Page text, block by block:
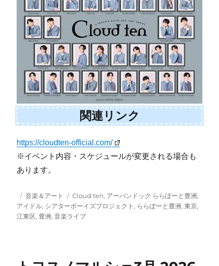
関連リンク
https://cloudten-official.com/
※イベント内容・スケジュールが変更される場合も
あります。
投
稿
日:
カ
テ
ゴ
音楽＆アート
タ
グ
Cloud ten, アーバンドック ららぽーと豊洲,
アイドル, シアターボーイズプロジェクト, ららぽーと豊洲,東京,
江東区, 豊洲,音楽ライブ